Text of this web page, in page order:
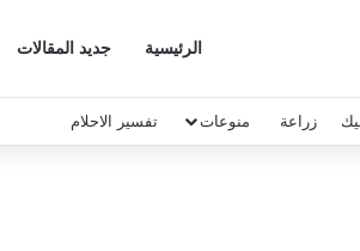
الرئيسية جديد المقالات
زراعة منوعات تفسير الاحلام